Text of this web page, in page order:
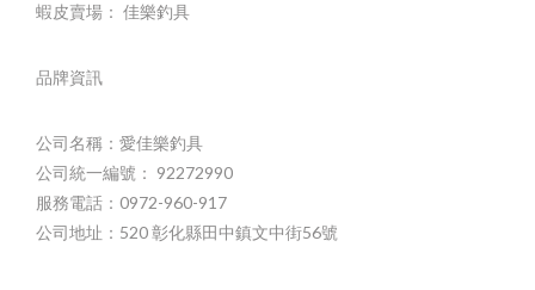
蝦皮賣場： 佳樂釣具
品牌資訊
公司名稱：愛佳樂釣具
公司統一編號： 92272990
服務電話：0972-960-917
公司地址：520 彰化縣田中鎮文中街56號